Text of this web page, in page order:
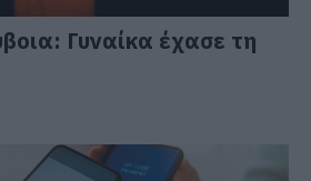
Γυναίκα έχασε τη